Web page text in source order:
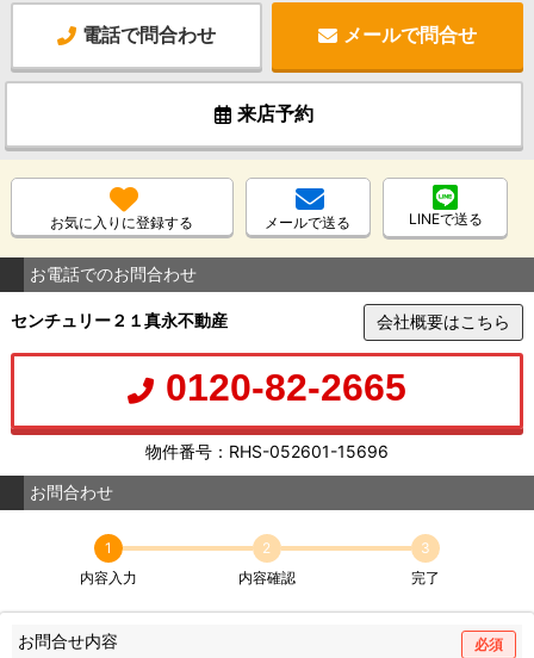
電話で問合わせ メールで問合せ
来店予約
お気に入りに登録する メールで送る LINEで送る
お電話でのお問合わせ
センチュリー２１真永不動産 会社概要はこちら
0120-82-2665
物件番号：RHS-052601-15696
お問合わせ
1
内容入力
2
内容確認
3
完了
お問合せ内容 必須